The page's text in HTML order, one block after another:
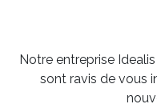
Notre entreprise
sont ravis de vous